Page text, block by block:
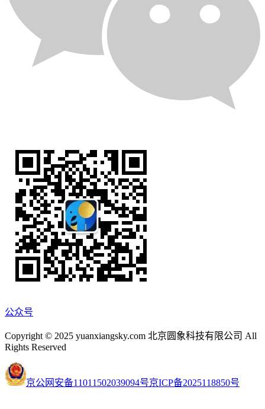
公众号
Copyright © 2025 yuanxiangsky.com 北京圆象科技有限公司 All
Rights Reserved
京公网安备11011502039094号京ICP备2025118850号